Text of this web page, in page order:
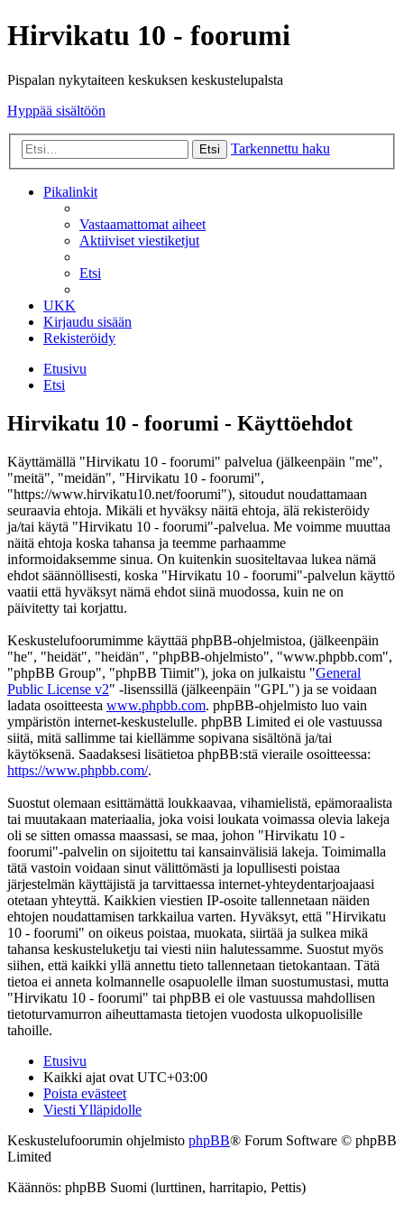
Hirvikatu 10 - foorumi
Pispalan nykytaiteen keskuksen keskustelupalsta
Hyppää sisältöön
Etsi Tarkennettu haku
Pikalinkit
Vastaamattomat aiheet
Aktiiviset viestiketjut
Etsi
UKK
Kirjaudu sisään
Rekisteröidy
Etusivu
Etsi
Hirvikatu 10 - foorumi - Käyttöehdot
Käyttämällä "Hirvikatu 10 - foorumi" palvelua (jälkeenpäin "me",
"meitä", "meidän", "Hirvikatu 10 - foorumi",
"https://www.hirvikatu10.net/foorumi"), sitoudut noudattamaan
seuraavia ehtoja. Mikäli et hyväksy näitä ehtoja, älä rekisteröidy
ja/tai käytä "Hirvikatu 10 - foorumi"-palvelua. Me voimme muuttaa
näitä ehtoja koska tahansa ja teemme parhaamme
informoidaksemme sinua. On kuitenkin suositeltavaa lukea nämä
ehdot säännöllisesti, koska "Hirvikatu 10 - foorumi"-palvelun käyttö
vaatii että hyväksyt nämä ehdot siinä muodossa, kuin ne on
päivitetty tai korjattu.
Keskustelufoorumimme käyttää phpBB-ohjelmistoa, (jälkeenpäin
"he", "heidät", "heidän", "phpBB-ohjelmisto", "www.phpbb.com",
"phpBB Group", "phpBB Tiimit"), joka on julkaistu "General
Public License v2" -lisenssillä (jälkeenpäin "GPL") ja se voidaan
ladata osoitteesta www.phpbb.com. phpBB-ohjelmisto luo vain
ympäristön internet-keskustelulle. phpBB Limited ei ole vastuussa
siitä, mitä sallimme tai kiellämme sopivana sisältönä ja/tai
käytöksenä. Saadaksesi lisätietoa phpBB:stä vieraile osoitteessa:
https://www.phpbb.com/.
Suostut olemaan esittämättä loukkaavaa, vihamielistä, epämoraalista
tai muutakaan materiaalia, joka voisi loukata voimassa olevia lakeja
oli se sitten omassa maassasi, se maa, johon "Hirvikatu 10 -
foorumi"-palvelin on sijoitettu tai kansainvälisiä lakeja. Toimimalla
tätä vastoin voidaan sinut välittömästi ja lopullisesti poistaa
järjestelmän käyttäjistä ja tarvittaessa internet-yhteydentarjoajaasi
otetaan yhteyttä. Kaikkien viestien IP-osoite tallennetaan näiden
ehtojen noudattamisen tarkkailua varten. Hyväksyt, että "Hirvikatu
10 - foorumi" on oikeus poistaa, muokata, siirtää ja sulkea mikä
tahansa keskusteluketju tai viesti niin halutessamme. Suostut myös
siihen, että kaikki yllä annettu tieto tallennetaan tietokantaan. Tätä
tietoa ei anneta kolmannelle osapuolelle ilman suostumustasi, mutta
"Hirvikatu 10 - foorumi" tai phpBB ei ole vastuussa mahdollisen
tietoturvamurron aiheuttamasta tietojen vuodosta ulkopuolisille
tahoille.
Etusivu
Kaikki ajat ovat UTC+03:00
Poista evästeet
Viesti Ylläpidolle
Keskustelufoorumin ohjelmisto phpBB® Forum Software © phpBB
Limited
Käännös: phpBB Suomi (lurttinen, harritapio, Pettis)